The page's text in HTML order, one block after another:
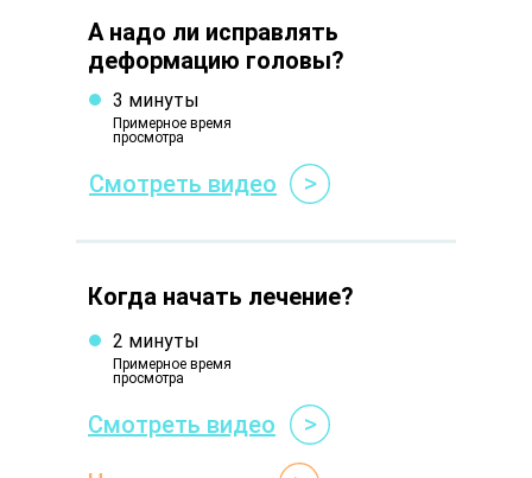
А надо ли исправлять
деформацию головы?
Когда начать лечение?
3 минуты
Примерное время
просмотра
Смотреть видео
Смотреть видео
2 минуты
Примерное время
просмотра